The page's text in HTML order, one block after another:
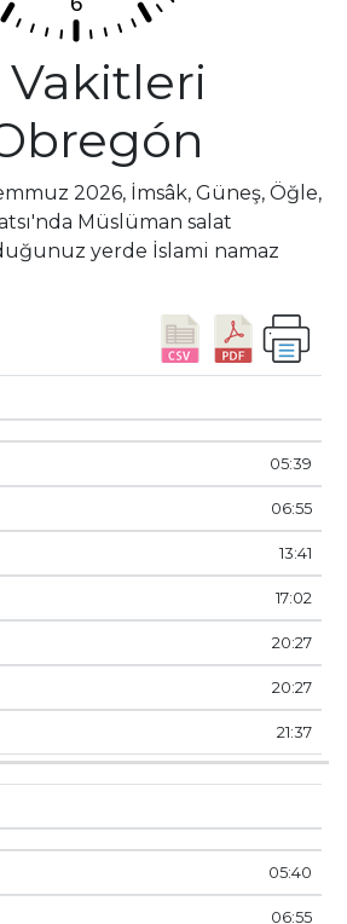
2026, İmsâk, Güneş, Öğle,
Müslüman salat
yerde İslami namaz
05:39
06:55
13:41
17:02
20:27
20:27
21:37
05:40
06:55